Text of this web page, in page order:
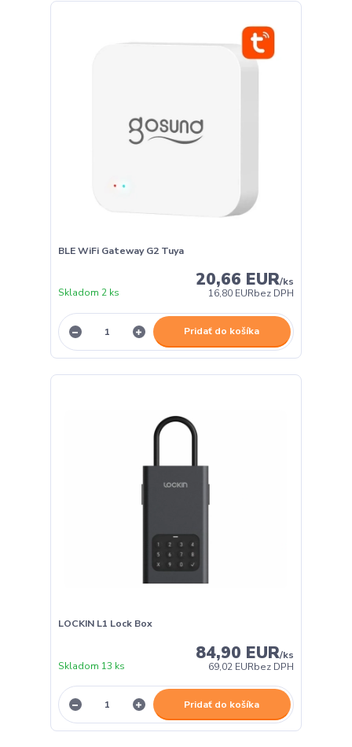
BLE WiFi Gateway G2 Tuya
20,66 EUR/ks
16,80 EURbez DPH
Skladom 2 ks
Pridať do košíka
LOCKIN L1 Lock Box
84,90 EUR/ks
69,02 EURbez DPH
Skladom 13 ks
Pridať do košíka